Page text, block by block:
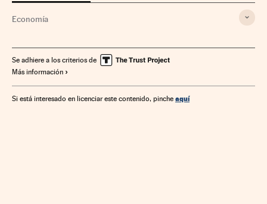
Economía
Se adhiere a los criterios de
Más información
Si está interesado en licenciar este contenido, pinche aquí